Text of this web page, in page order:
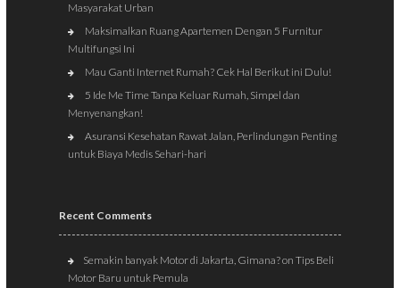
Masyarakat Urban
Maksimalkan Ruang Apartemen Dengan 5 Furnitur
Multifungsi Ini
Mau Ganti Internet Rumah? Cek Hal Berikut ini Dulu!
5 Ide Me Time Tanpa Keluar Rumah, Simpel dan
Menyenangkan!
Asuransi Kesehatan Rawat Jalan, Perlindungan Penting
untuk Biaya Medis Sehari-hari
Recent Comments
Semakin banyak Motor di Jakarta, Gimana?onTips Beli
Motor Baru untuk Pemula